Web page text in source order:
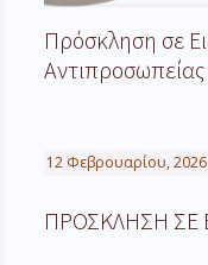
Πρόσκληση σε
12 Φεβρουαρίου, 2026
ΠΡΟΣΚΛΗΣΗ ΣΕ